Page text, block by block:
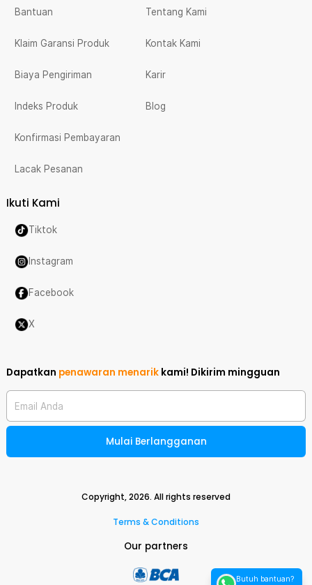
Bantuan
Klaim Garansi Produk
Biaya Pengiriman
Indeks Produk
Konfirmasi Pembayaran
Lacak Pesanan
Tentang Kami
Kontak Kami
Karir
Blog
Ikuti Kami
Tiktok
Instagram
Facebook
X
Dapatkan penawaran menarik kami! Dikirim mingguan
Email Anda
Mulai Berlangganan
Copyright,2026. All rights reserved
Terms & Conditions
Our partners
Butuh bantuan?